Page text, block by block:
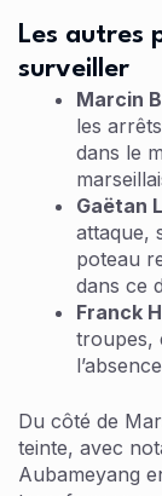
Les autres
surveiller
Marcin
les
dans le
Gaëtan
attaque,
poteau
dans ce
Franck
troupes,
Du côté de
teinte, avec
Aubameyang